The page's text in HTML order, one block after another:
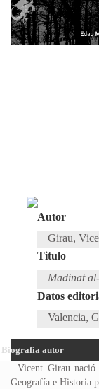
Autor
Girau,
Titulo
Madinat
Datos
Valencia,
Biografía autor
Vicent Girau
Geografía e Historia